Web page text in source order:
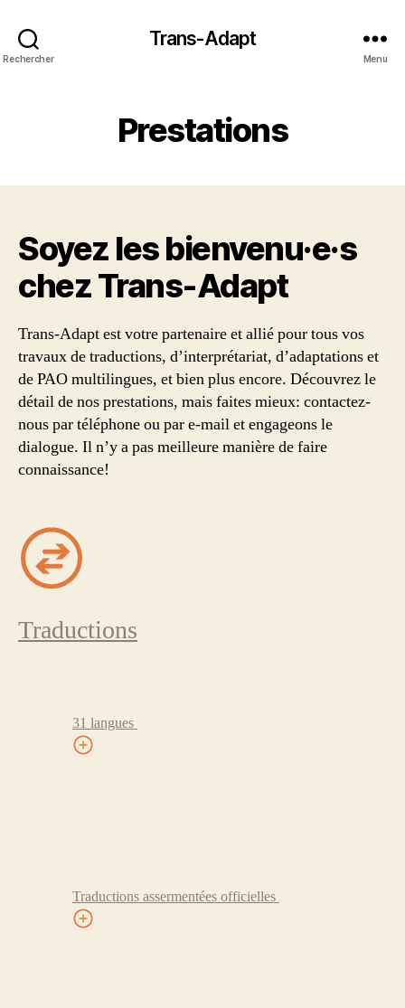
Rechercher
Trans-Adapt
Menu
Prestations
Soyez les bienvenu·e·s
chez Trans‑Adapt
Trans-Adapt est votre partenaire et allié pour tous vos
travaux de traductions, d’interprétariat, d’adaptations et
de PAO multilingues, et bien plus encore. Découvrez le
détail de nos prestations, mais faites mieux: contactez-
nous par téléphone ou par e-mail et engageons le
dialogue. Il n’y a pas meilleure manière de faire
connaissance!
Traductions
31 langues
Traductions assermentées officielles